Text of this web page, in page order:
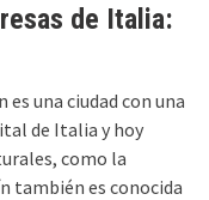
de Italia:
una ciudad con una
de Italia y hoy
como la
también es conocida